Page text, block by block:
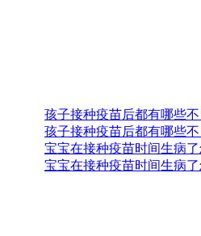
孩子接种疫苗后都有哪些
孩子接种疫苗后都有哪些
宝宝在接种疫苗时间生病
宝宝在接种疫苗时间生病